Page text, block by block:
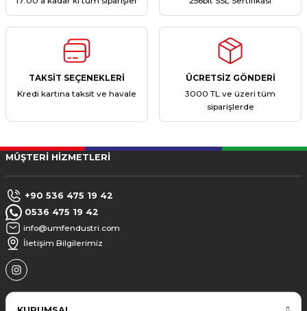
TAKSİT SEÇENEKLERİ
Kredi kartına taksit ve havale
ÜCRETSİZ GÖNDERİ
3000 TL ve üzeri tüm
siparişlerde
MÜŞTERİ HİZMETLERİ
+90 536 475 19 42
0536 475 19 42
info@umfendustri.com
İletişim Bilgilerimiz